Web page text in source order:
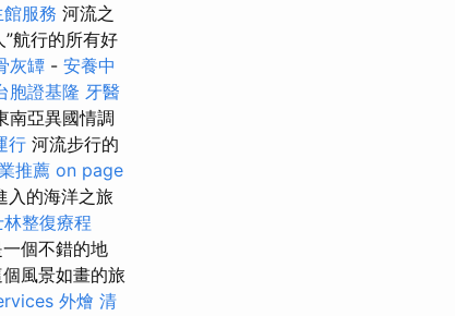
服務 河流之
”航行的所有好
灰罈 - 安養中
胞證基隆 牙醫
南亞異國情調
行 河流步行的
推薦 on page
入的海洋之旅
林整復療程
個不錯的地
風景如畫的旅
外燴 清